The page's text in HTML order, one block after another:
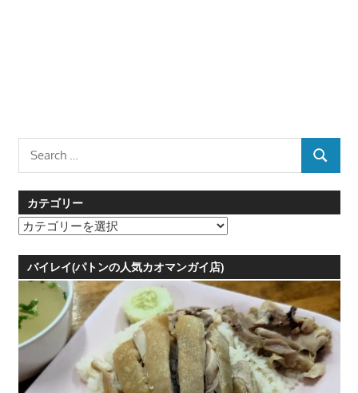
Search
SEARCH
カテゴリー
カ
ゴ
ー
バイレイ(パトンの人気カオマンガイ店)